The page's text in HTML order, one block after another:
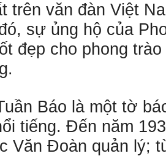
trên văn đàn Việt
sự ủng hộ của
đẹp cho phong
Báo là một tờ
tiếng. Ðến năm
Văn Ðoàn quản lý;